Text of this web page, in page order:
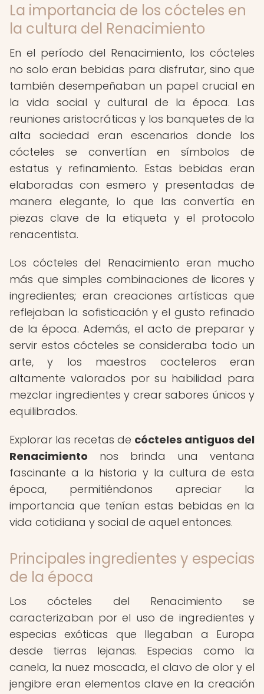
La importancia de los cócteles en
la cultura del Renacimiento
En el período del Renacimiento, los cócteles
no solo eran bebidas para disfrutar, sino que
también desempeñaban un papel crucial en
la vida social y cultural de la época. Las
reuniones aristocráticas y los banquetes de la
alta sociedad eran escenarios donde los
cócteles se convertían en símbolos de
estatus y refinamiento. Estas bebidas eran
elaboradas con esmero y presentadas de
manera elegante, lo que las convertía en
piezas clave de la etiqueta y el protocolo
renacentista.
Los cócteles del Renacimiento eran mucho
más que simples combinaciones de licores y
ingredientes; eran creaciones artísticas que
reflejaban la sofisticación y el gusto refinado
de la época. Además, el acto de preparar y
servir estos cócteles se consideraba todo un
arte, y los maestros cocteleros eran
altamente valorados por su habilidad para
mezclar ingredientes y crear sabores únicos y
equilibrados.
Explorar las recetas de cócteles antiguos del
Renacimiento nos brinda una ventana
fascinante a la historia y la cultura de esta
época, permitiéndonos apreciar la
importancia que tenían estas bebidas en la
vida cotidiana y social de aquel entonces.
Principales ingredientes y especias
de la época
Los cócteles del Renacimiento se
caracterizaban por el uso de ingredientes y
especias exóticas que llegaban a Europa
desde tierras lejanas. Especias como la
canela, la nuez moscada, el clavo de olor y el
jengibre eran elementos clave en la creación